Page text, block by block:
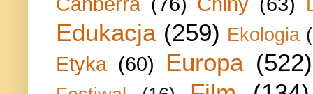
Edukacja (259) Ekologia
Etyka (60) Europa (522)